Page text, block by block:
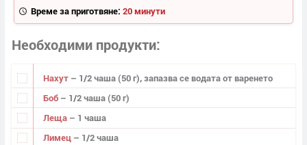
Време за приготвяне: 20 минути
Необходими продукти
Нахут – 1/2 чаша (50 г), запазва се водата от варенето
Боб – 1/2 чаша (50 г)
Леща – 1 чаша
Лимец – 1/2 чаша